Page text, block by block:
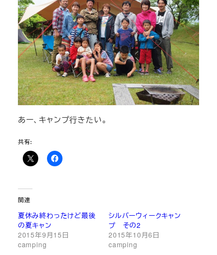
あー、キャンプ行きたい。
共有:
関連
夏休み終わったけど最後
の夏キャン
2015年9月15日
camping
シルバーウィークキャン
プ その2
2015年10月6日
camping